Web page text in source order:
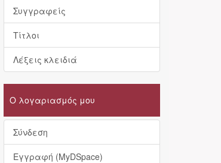
Συγγραφείς
Τίτλοι
Λέξεις κλειδιά
Ο λογαριασμός μου
Σύνδεση
Εγγραφή (MyDSpace)